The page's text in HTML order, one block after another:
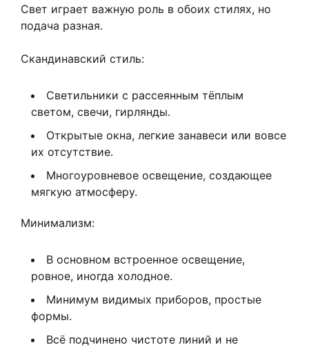
Свет играет важную роль в обоих стилях, но
подача разная.
Скандинавский стиль:
Светильники с рассеянным тёплым
светом, свечи, гирлянды.
Открытые окна, легкие занавеси или вовсе
их отсутствие.
Многоуровневое освещение, создающее
мягкую атмосферу.
Минимализм:
В основном встроенное освещение,
ровное, иногда холодное.
Минимум видимых приборов, простые
формы.
Всё подчинено чистоте линий и не